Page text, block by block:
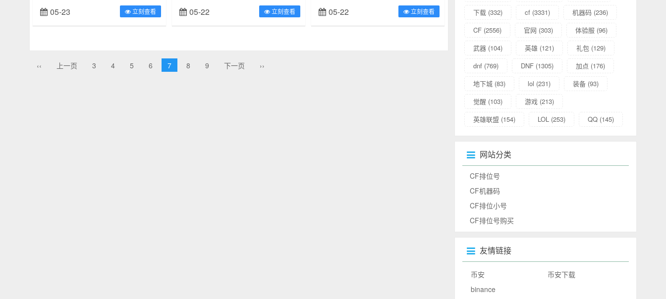
射击游戏。在中国大陆由腾讯公司运营。个人
玩惯了CS，感觉CF很...
05-23 立刻查看
《醉千年》《半壶纱》《离人愁》《醉赤壁》
《我的将军啊》《浪人琵琶》《盗将行...
05-22 立刻查看
要重装客户端的话，需要先卸载游戏，然后前
往穿越火线官网选择下载游戏。2....
05-22 立刻查看
‹‹ 上一页 3 4 5 6 7 8 9 下一页 ››
下载 (332) cf (3331) 机器码 (236)
CF (2556) 官网 (303) 体验服 (96)
武器 (104) 英雄 (121) 礼包 (129)
dnf (769) DNF (1305) 加点 (176)
地下城 (83) lol (231) 装备 (93)
觉醒 (103) 游戏 (213)
英雄联盟 (154) LOL (253) QQ (145)
网站分类
CF排位号
CF机器码
CF排位小号
CF排位号购买
友情链接
币安
币安下载
binance